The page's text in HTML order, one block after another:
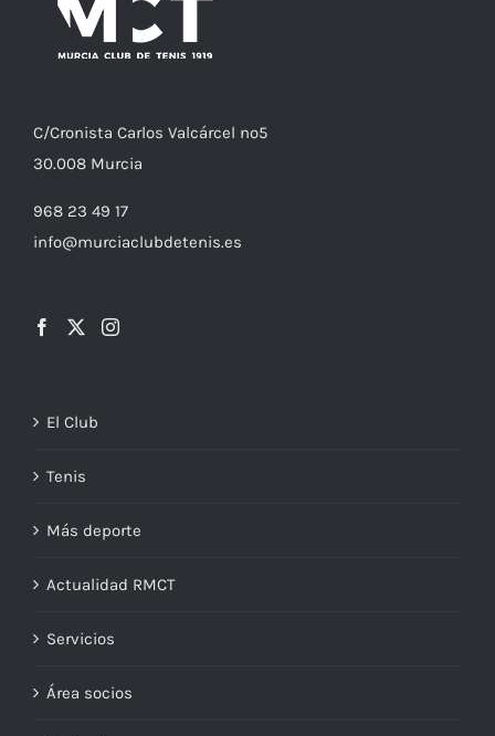
C/Cronista Carlos Valcárcel nº5
30.008 Murcia
968 23 49 17
info@murciaclubdetenis.es
El Club
Tenis
Más deporte
Actualidad RMCT
Servicios
Área socios